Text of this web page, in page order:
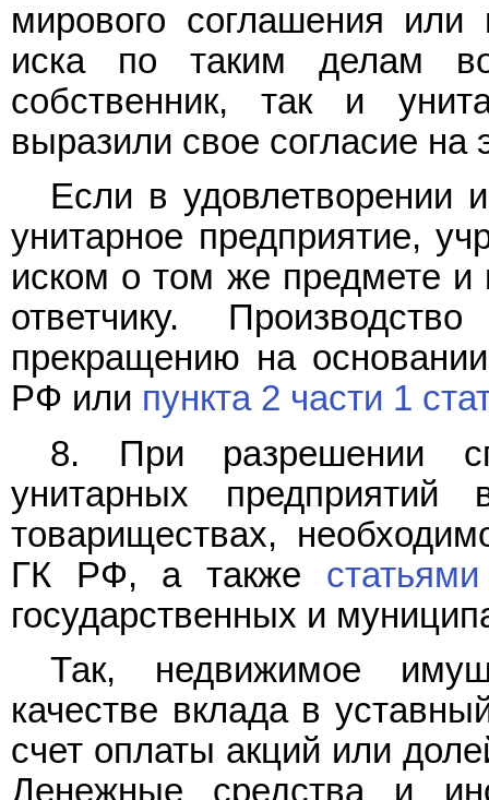
мирового соглашения или
иска по таким делам
собственник, так и
выразили свое согласие на
Если в удовлетворении
унитарное предприятие,
иском о том же предмете
ответчику.
прекращению на
РФ или пункта 2 части 1
8. При разрешении
унитарных
товариществах,
ГК РФ, а также
государственных и
Так, недвижимое
качестве вклада в
счет оплаты акций или
Денежные средства и